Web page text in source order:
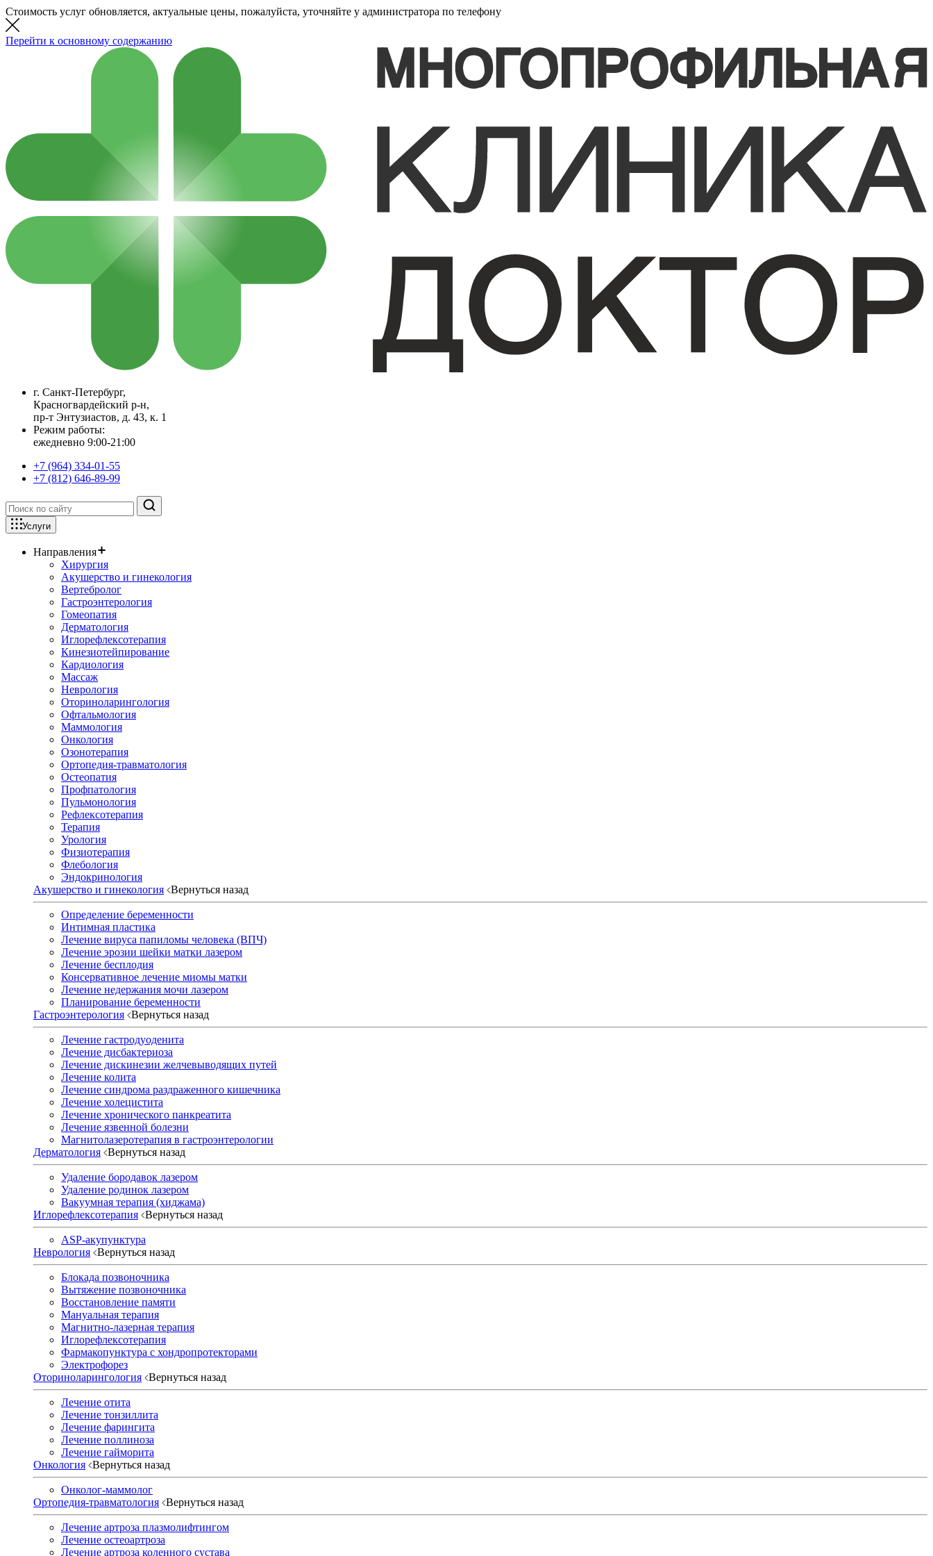
Стоимость услуг обновляется, актуальные цены, пожалуйста, уточняйте у администратора по телефону
Перейти к основному содержанию
г. Санкт-Петербург,
Красногвардейский р-н,
пр-т Энтузиастов, д. 43, к. 1
Режим работы:
ежедневно 9:00-21:00
+7 (964) 334-01-55
+7 (812) 646-89-99
Услуги
Направления
Хирургия
Акушерство и гинекология
Вертебролог
Гастроэнтерология
Гомеопатия
Дерматология
Иглорефлексотерапия
Кинезиотейпирование
Кардиология
Массаж
Неврология
Оториноларингология
Офтальмология
Маммология
Онкология
Озонотерапия
Ортопедия-травматология
Остеопатия
Профпатология
Пульмонология
Рефлексотерапия
Терапия
Урология
Физиотерапия
Флебология
Эндокринология
Акушерство и гинекология Вернуться назад
Определение беременности
Интимная пластика
Лечение вируса папиломы человека (ВПЧ)
Лечение эрозии шейки матки лазером
Лечение бесплодия
Консервативное лечение миомы матки
Лечение недержания мочи лазером
Планирование беременности
Гастроэнтерология Вернуться назад
Лечение гастродуоденита
Лечение дисбактериоза
Лечение дискинезии желчевыводящих путей
Лечение колита
Лечение синдрома раздраженного кишечника
Лечение холецистита
Лечение хронического панкреатита
Лечение язвенной болезни
Магнитолазеротерапия в гастроэнтерологии
Дерматология Вернуться назад
Удаление бородавок лазером
Удаление родинок лазером
Вакуумная терапия (хиджама)
Иглорефлексотерапия Вернуться назад
ASP-акупунктура
Неврология Вернуться назад
Блокада позвоночника
Вытяжение позвоночника
Восстановление памяти
Мануальная терапия
Магнитно-лазерная терапия
Иглорефлексотерапия
Фармакопунктура с хондропротекторами
Электрофорез
Оториноларингология Вернуться назад
Лечение отита
Лечение тонзиллита
Лечение фарингита
Лечение поллиноза
Лечение гайморита
Онкология Вернуться назад
Онколог-маммолог
Ортопедия-травматология Вернуться назад
Лечение артроза плазмолифтингом
Лечение остеоартроза
Лечение артроза коленного сустава